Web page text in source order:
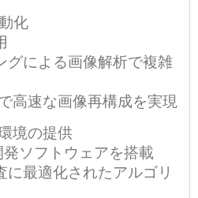
化
による画像解析で複雑
高速な画像再構成を実現
境の提供
ソフトウェアを搭載
最適化されたアルゴリ